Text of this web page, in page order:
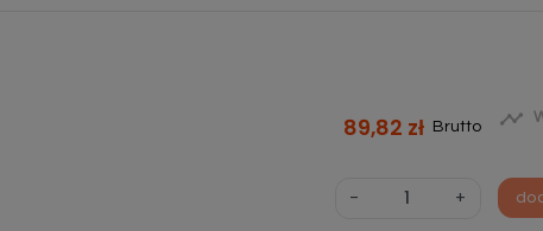
89,82 zł Brutto 
- +